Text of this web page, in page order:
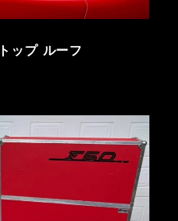
ップ ルーフ